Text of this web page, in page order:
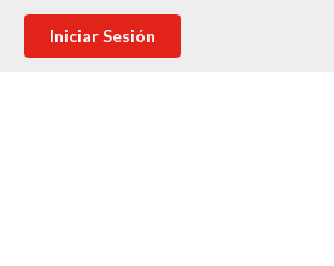
Iniciar Sesión